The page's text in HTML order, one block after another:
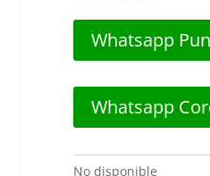
Whatsapp
Whatsapp
No disponible